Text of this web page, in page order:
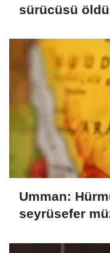
sürücüsü öldü
Umman:
seyrüsefer